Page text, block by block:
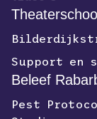
Support en
Beleef
Pest